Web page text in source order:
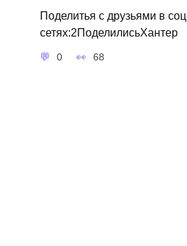
Поделитья с друзьями в
сетях:2ПоделилисьХантер
0 68